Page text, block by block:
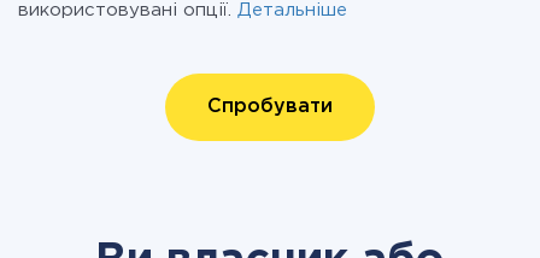
використовувані опції. Детальніше
Спробувати